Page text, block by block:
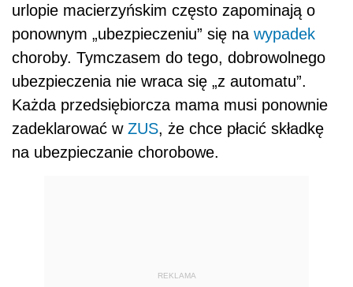
urlopie macierzyńskim często zapominają o
ponownym „ubezpieczeniu” się na wypadek
choroby. Tymczasem do tego, dobrowolnego
ubezpieczenia nie wraca się „z automatu”.
Każda przedsiębiorcza mama musi ponownie
zadeklarować w ZUS, że chce płacić składkę
na ubezpieczanie chorobowe.
REKLAMA